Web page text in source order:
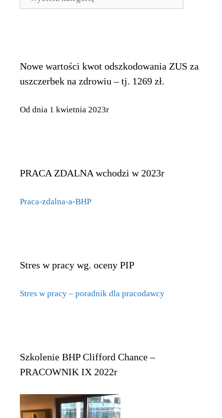
TEMATYCZNE
Nowe wartości kwot odszkodowania ZUS za
uszczerbek na zdrowiu – tj. 1269 zł.
Od dnia 1 kwietnia 2023r
PRACA ZDALNA wchodzi w 2023r
Praca-zdalna-a-BHP
Stres w pracy wg. oceny PIP
Stres w pracy – poradnik dla pracodawcy
Szkolenie BHP Clifford Chance –
PRACOWNIK IX 2022r